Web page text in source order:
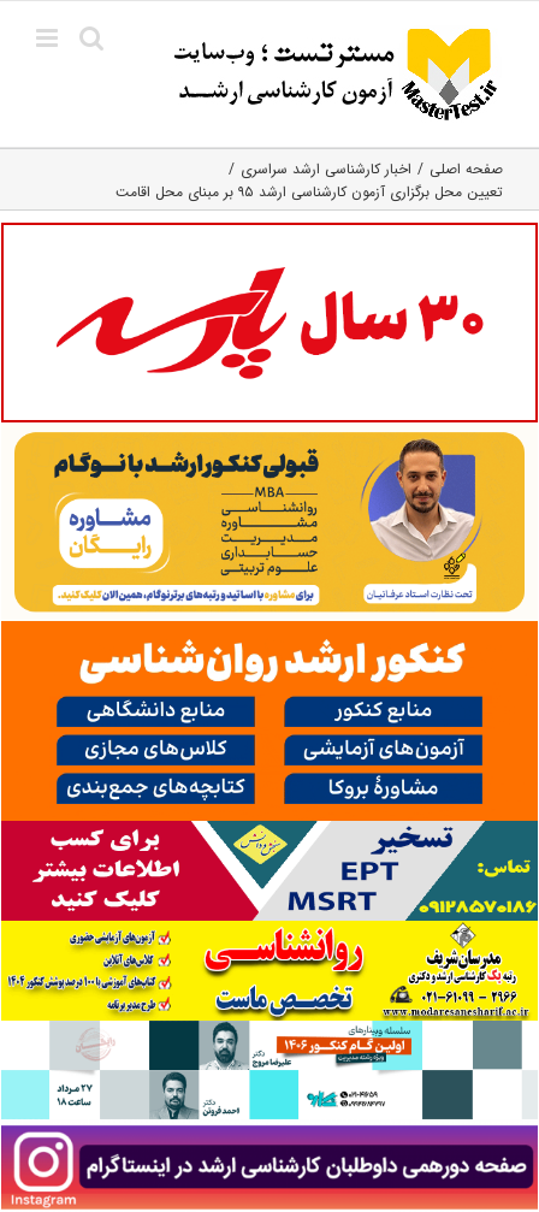
content
صفحه اصلی
اخبار کارشناسی ارشد سراسری
تعیین محل برگزاری آزمون کارشناسی ارشد ۹۵ بر مبنای محل اقامت